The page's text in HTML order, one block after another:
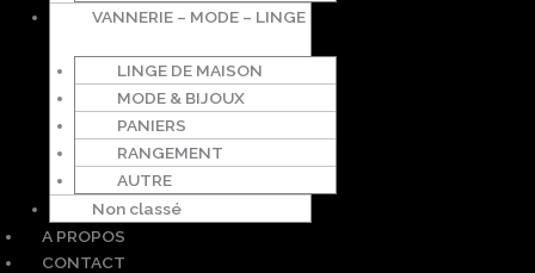
VANNERIE – MODE – LINGE
LINGE DE MAISON
MODE & BIJOUX
PANIERS
RANGEMENT
AUTRE
Non classé
A PROPOS
CONTACT